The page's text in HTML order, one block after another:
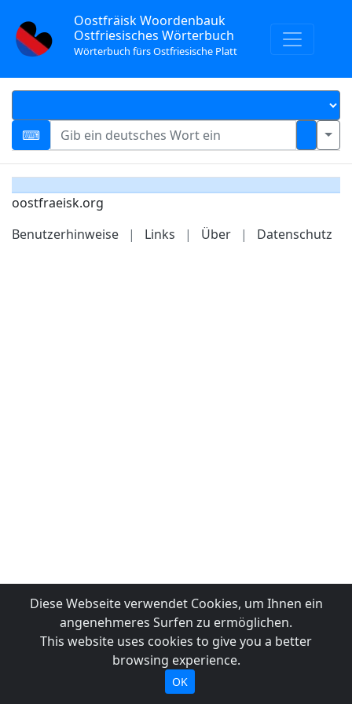
Oostfräisk Woordenbauk
Ostfriesisches Wörterbuch
Wörterbuch fürs Ostfriesische Platt
oostfraeisk.org
Benutzerhinweise
| Links | Über | Datenschutz
Diese Webseite verwendet Cookies, um Ihnen ein
angenehmeres Surfen zu ermöglichen.
This website uses cookies to give you a better
browsing experience.
OK